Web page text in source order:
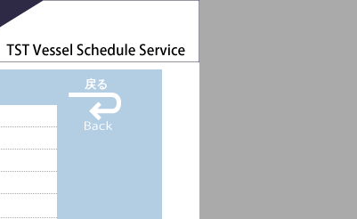
戻る